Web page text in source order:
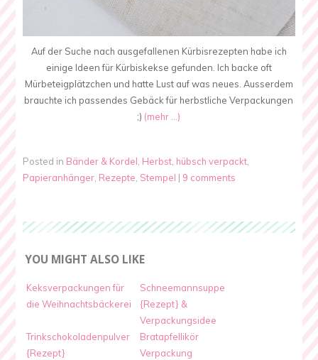
Auf der Suche nach ausgefallenen Kürbisrezepten habe ich
einige Ideen für Kürbiskekse gefunden. Ich backe oft
Mürbeteigplätzchen und hatte Lust auf was neues. Ausserdem
brauchte ich passendes Gebäck für herbstliche Verpackungen
;) (mehr …)
Posted in Bänder & Kordel, Herbst, hübsch verpackt,
Papieranhänger, Rezepte, Stempel | 9 comments
YOU MIGHT ALSO LIKE
Keksverpackungen für
die Weihnachtsbäckerei
Schneemannsuppe
{Rezept} &
Verpackungsidee
Trinkschokoladenpulver
{Rezept}
Bratapfellikör
Verpackung